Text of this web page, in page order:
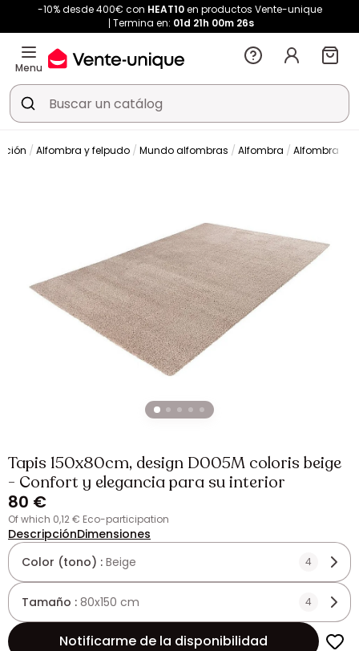
-10% desde 400€ con HEAT10en productos Vente-unique
Termina en: 01d 21h 00m 25s
Menu
Alfombra y felpudo Mundo alfombras Alfombra Alfombra de
Tapis 150x80cm, design D005M coloris beige
- Confort y elegancia para su interior
80 €
of which 0,12 € Eco-participation
DescripciónDimensiones
Color (tono) : Beige 4
Tamaño : 80x150 cm 4
Notificarme de la disponibilidad